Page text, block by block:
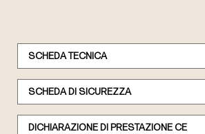
SCHEDA TECNICA
SCHEDA DI SICUREZZA
DICHIARAZIONE DI PRESTAZIONE CE